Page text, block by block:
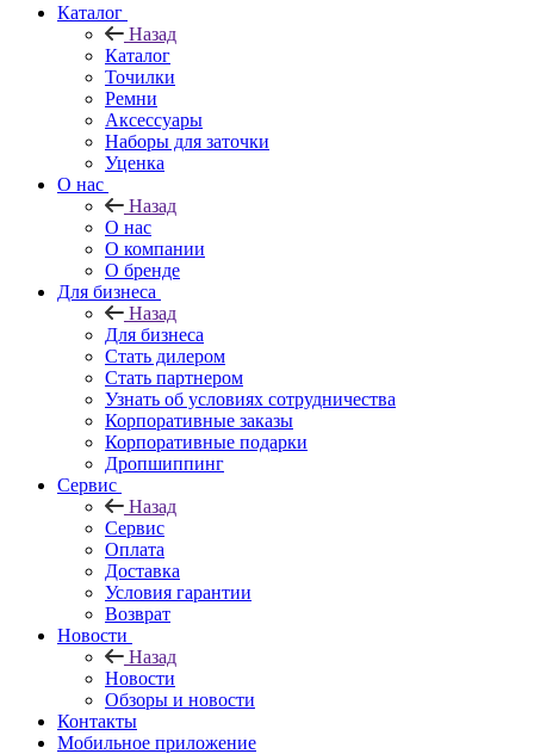
Каталог
Назад
Каталог
Точилки
Ремни
Аксессуары
Наборы для заточки
Уценка
О нас
Назад
О нас
О компании
О бренде
Для бизнеса
Назад
Для бизнеса
Стать дилером
Стать партнером
Узнать об условиях сотрудничества
Корпоративные заказы
Корпоративные подарки
Дропшиппинг
Сервис
Назад
Сервис
Оплата
Доставка
Условия гарантии
Возврат
Новости
Назад
Новости
Обзоры и новости
Контакты
Мобильное приложение